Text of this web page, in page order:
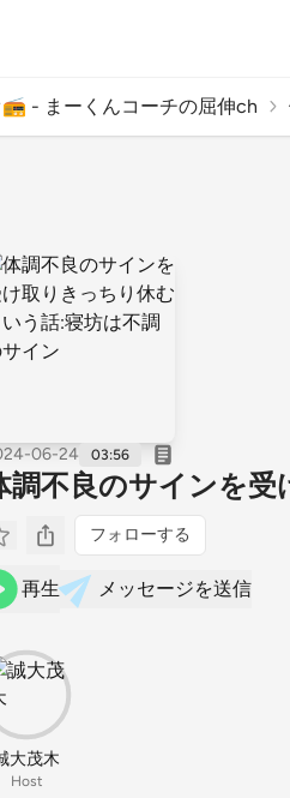
📻 - まーくんコーチの屈伸ch
06-24 03:56
調不良のサインを
フォローする
再生 メッセージを送信
大茂木
Host